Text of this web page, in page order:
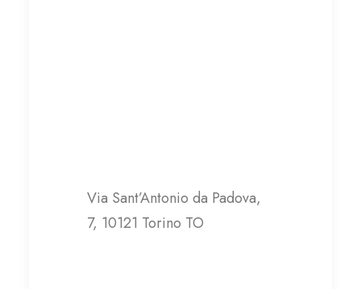
Via Sant’Antonio da Padova,
7, 10121 Torino TO